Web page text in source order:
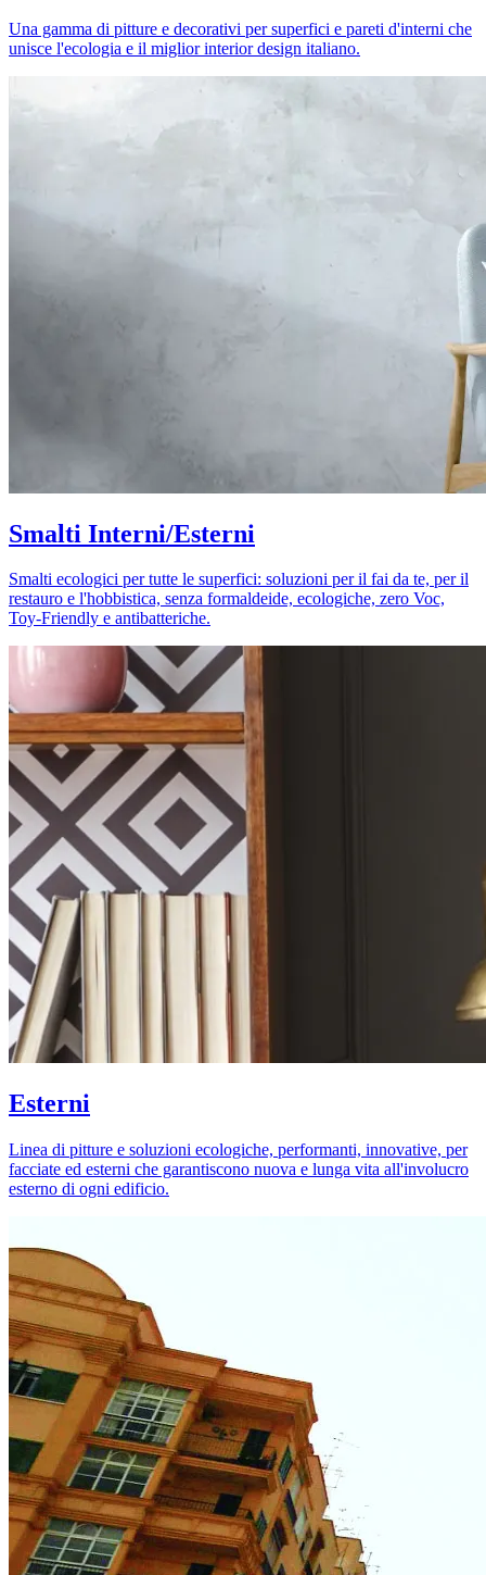
Una gamma di pitture e decorativi per superfici e pareti d'interni che
unisce l'ecologia e il miglior interior design italiano.
Smalti Interni/Esterni
Smalti ecologici per tutte le superfici: soluzioni per il fai da te, per il
restauro e l'hobbistica, senza formaldeide, ecologiche, zero Voc,
Toy-Friendly e antibatteriche.
Esterni
Linea di pitture e soluzioni ecologiche, performanti, innovative, per
facciate ed esterni che garantiscono nuova e lunga vita all'involucro
esterno di ogni edificio.